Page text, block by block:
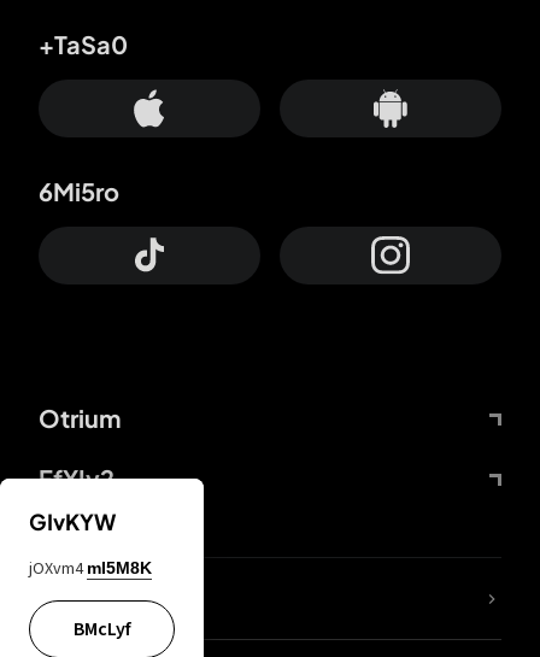
Otrium
FfYIy2
+TaSa0
6Mi5ro
ZbBJcb
GIvKYW
jOXvm4 mI5M8K
BMcLyf